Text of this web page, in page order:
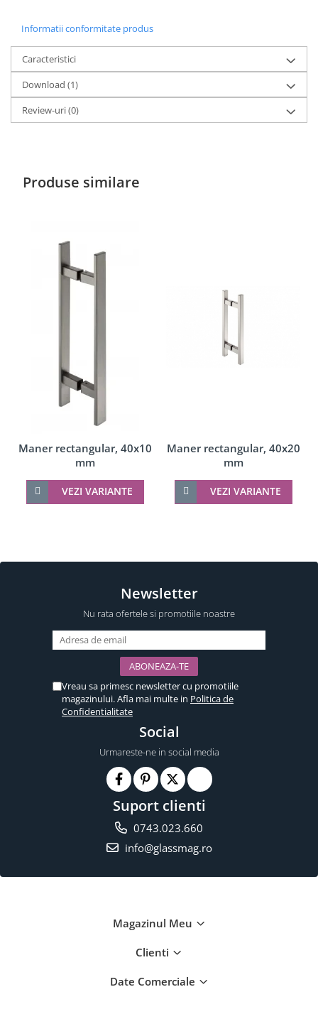
Informatii conformitate produs
Caracteristici
Download (1)
Review-uri(0)
Produse similare
Maner rectangular, 40x10
mm
VEZI VARIANTE
Maner rectangular, 40x20
mm
VEZI VARIANTE
Newsletter
Nu rata ofertele si promotiile noastre
Vreau sa primesc newsletter cu promotiile
magazinului. Afla mai multe in Politica de
Confidentialitate
Social
Urmareste-ne in social media
Suport clienti
0743.023.660
info@glassmag.ro
Magazinul Meu
Clienti
Date Comerciale